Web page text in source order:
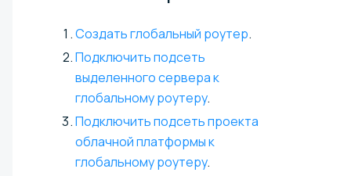
Создать глобальный роутер.
Подключить подсеть
выделенного сервера к
глобальному роутеру.
Подключить подсеть проекта
облачной платформы к
глобальному роутеру.